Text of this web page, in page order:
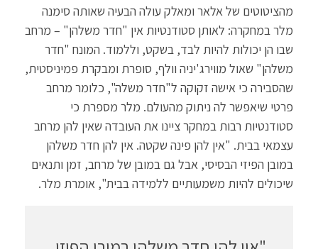
מהציטוטים של אלאר ומאלק עולה הבעיה שאותה סימנה
מלר במחקרה: לאותן סטודנטיות אין "חדר משלהן" – מרחב
שבו הן יכולות להיות לבד, בשקט, וללמוד. המונח "חדר
משלהן" שאול מווירג'יניה וולף, סופרת ומבקרת פמיניסטית,
שהסבירה כי אישה זקוקה ל"חדר משלה", כלומר מרחב
פרטי שיאפשר לה ניתוק מהעולם. מלר מספרת כי
סטודנטיות רבות במחקר ציינו את העובדה שאין להן מרחב
עצמאי בבית. "אין להן פינה שקטה. אין להן חדר משלהן
במובן הפיזי הבסיסי, אבל גם במובן של מרחב, זמן ותנאים
שיכולים להיות משמעותיים ללמידה בבית", אומרת מלר.